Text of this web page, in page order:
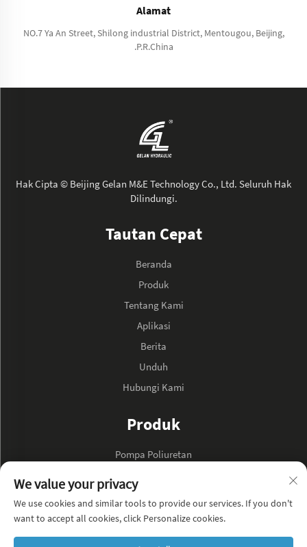
Alamat
NO.7 Ya An Street, Shilong industrial District, Mentougou, Beijing,
.P.R.China
Hak Cipta © Beijing Gelan M&E Technology Co., Ltd. Seluruh Hak
Dilindungi.
Tautan Cepat
Beranda
Produk
Tentang Kami
Aplikasi
Berita
Unduh
Hubungi Kami
Produk
Pompa Poliuretan
TENTANG PERUSAHAAN
We value your privacy
We use cookies and similar tools to provide our services. If you don't
want to accept all cookies, click Personalize cookies.